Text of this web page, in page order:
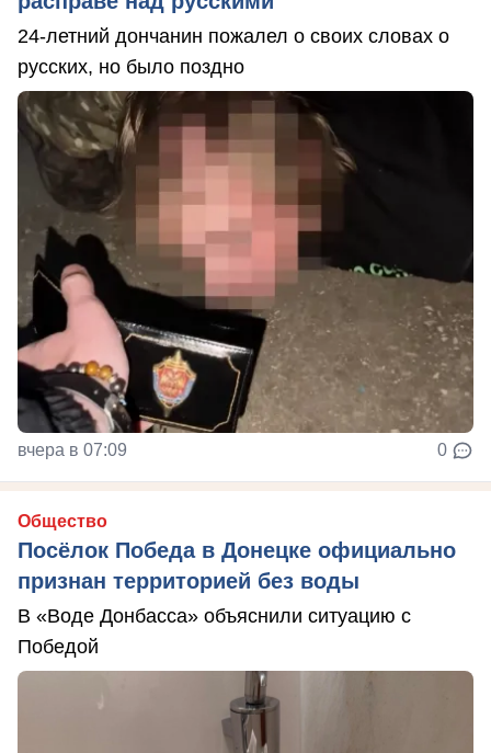
24-летний дончанин пожалел о своих словах о
русских, но было поздно
вчера в 07:09 0
Общество
Посёлок Победа в Донецке официально
признан территорией без воды
В «Воде Донбасса» объяснили ситуацию с
Победой